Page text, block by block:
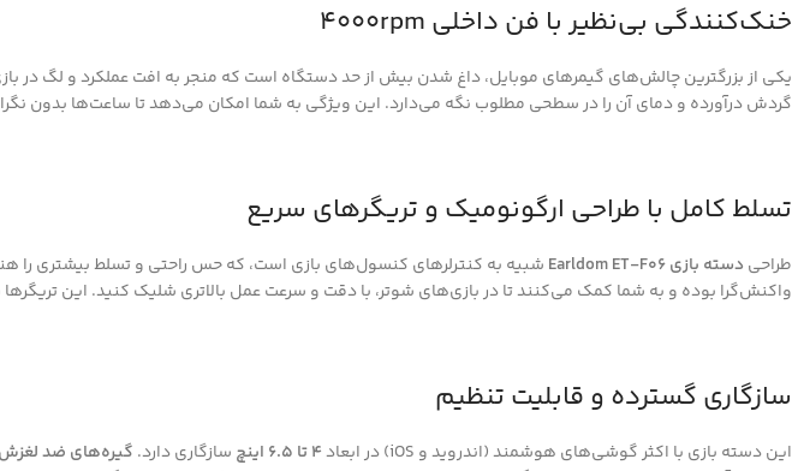
خنک‌کنندگی بی‌نظیر با فن داخلی 4000rpm
یکی از بزرگترین چالش‌های گیمرهای موبایل، داغ شدن بیش از حد دستگاه است که منجر به افت عملکرد و لگ در
گردش درآورده و دمای آن را در سطحی مطلوب نگه می‌دارد. این ویژگی به شما امکان می‌دهد تا ساعت‌ها بدون
تسلط کامل با طراحی ارگونومیک و تریگرهای سریع
طراحی دسته بازی Earldom ET-F06 شبیه به کنترلرهای کنسول‌های بازی است، که حس راحتی و تسلط بیشتری را
واکنش‌گرا بوده و به شما کمک می‌کنند تا در بازی‌های شوتر، با دقت و سرعت عمل بالاتری شلیک کنید. این
سازگاری گسترده و قابلیت تنظیم
این دسته بازی با اکثر گوشی‌های هوشمند (اندروید و iOS) در ابعاد 4 تا 6.5 اینچ سازگاری دارد. گیره‌های ضد لغزش